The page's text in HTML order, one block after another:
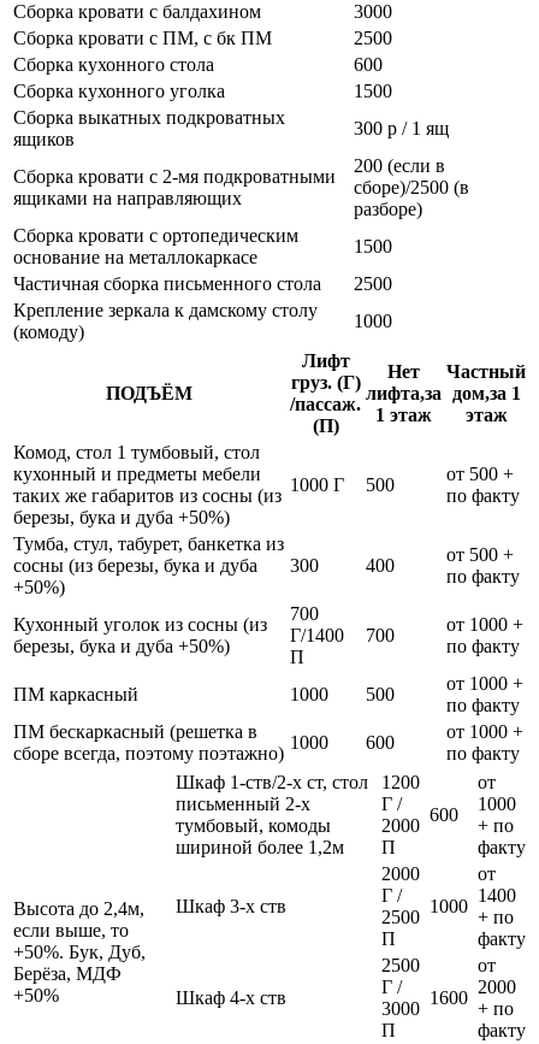
Сборка кровати с балдахином
3000
Сборка кровати с ПМ, с бк ПМ
2500
Сборка кухонного стола
600
Сборка кухонного уголка
1500
Сборка выкатных подкроватных
ящиков
300 р / 1 ящ
Сборка кровати с 2-мя подкроватными
ящиками на направляющих
200 (если в
сборе)/2500 (в
разборе)
Сборка кровати с ортопедическим
основание на металлокаркасе
1500
Частичная сборка письменного стола
2500
Крепление зеркала к дамскому столу
(комоду)
1000
ПОДЪЁМ
Лифт
груз. (Г)
/пассаж.
(П)
Нет
лифта,за
1 этаж
Частный
дом,за 1
этаж
Комод, стол 1 тумбовый, стол
кухонный и предметы мебели
таких же габаритов из сосны (из
березы, бука и дуба +50%)
1000 Г 500
от 500 +
по факту
Тумба, стул, табурет, банкетка из
сосны (из березы, бука и дуба
+50%)
300 400
от 500 +
по факту
Кухонный уголок из сосны (из
березы, бука и дуба +50%)
700
Г/1400
П
700
от 1000 +
по факту
ПМ каркасный 1000 500
от 1000 +
по факту
ПМ бескаркасный (решетка в
сборе всегда, поэтому поэтажно)
1000 600
от 1000 +
по факту
Высота до 2,4м,
если выше, то
+50%. Бук, Дуб,
Берёза, МДФ
+50%
Шкаф 1-ств/2-х ст, стол
письменный 2-х
тумбовый, комоды
шириной более 1,2м
1200
Г /
2000
П
600
от
1000
+ по
факту
Шкаф 3-х ств
2000
Г /
2500
П
1000
от
1400
+ по
факту
Шкаф 4-х ств
2500
Г /
3000
П
1600
от
2000
+ по
факту